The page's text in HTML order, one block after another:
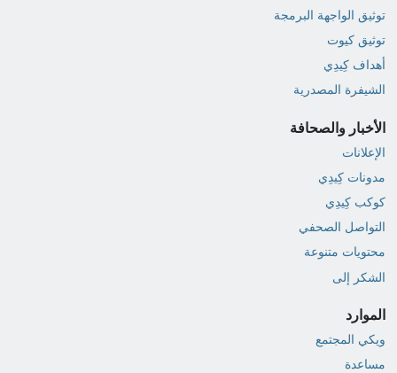
توثيق الواجهة البرمجة
توثيق كيوت
أهداف كِيدِي
الشيفرة المصدرية
الأخبار والصحافة
الإعلانات
مدونات كِيدِي
كوكب كِيدِي
التواصل الصحفي
محتويات متنوعة
الشكر إلى
الموارد
ويكي المجتمع
مساعدة